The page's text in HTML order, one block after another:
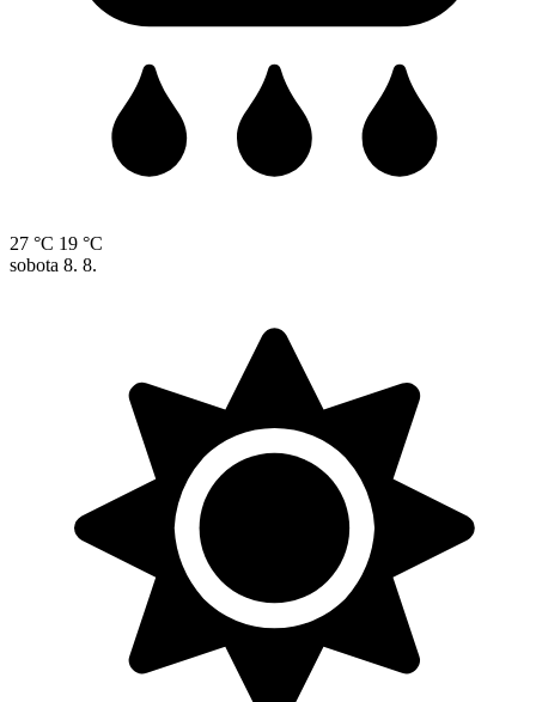
27 °C 19 °C
sobota 8. 8.